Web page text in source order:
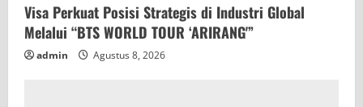
Visa Perkuat Posisi Strategis di Industri Global
Melalui “BTS WORLD TOUR ‘ARIRANG'”
admin Agustus 8, 2026